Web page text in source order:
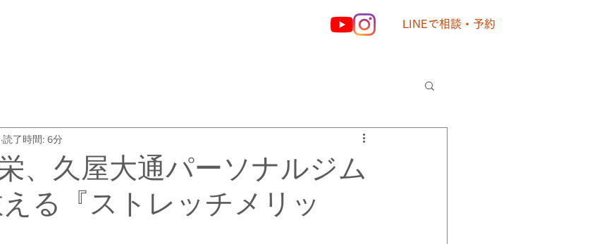
LINEで相談・予約
、久屋大通パーソナルジム
える『ストレッチメリッ
読了時間: 6分